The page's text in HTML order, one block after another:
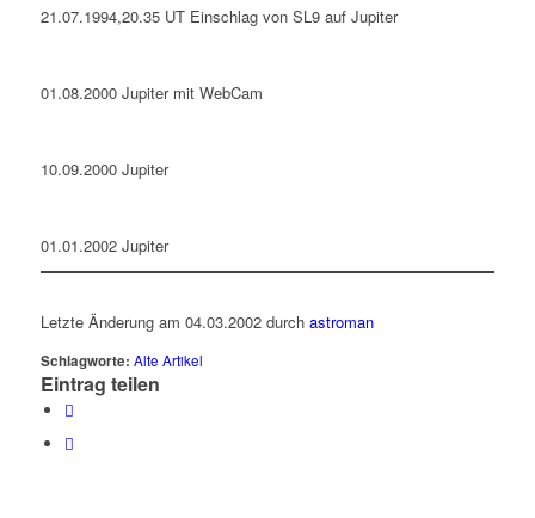
21.07.1994,20.35 UT Einschlag von SL9 auf Jupiter
01.08.2000 Jupiter mit WebCam
10.09.2000 Jupiter
01.01.2002 Jupiter
Letzte Änderung am 04.03.2002 durch astroman
Schlagworte: Alte Artikel
Eintrag teilen